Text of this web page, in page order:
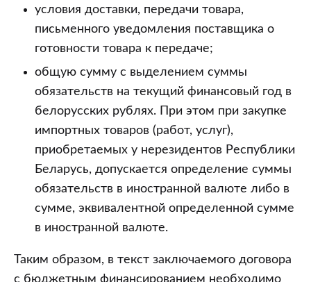
условия доставки, передачи товара,
письменного уведомления поставщика о
готовности товара к передаче;
общую сумму с выделением суммы
обязательств на текущий финансовый год в
белорусских рублях. При этом при закупке
импортных товаров (работ, услуг),
приобретаемых у нерезидентов Республики
Беларусь, допускается определение суммы
обязательств в иностранной валюте либо в
сумме, эквивалентной определенной сумме
в иностранной валюте.
Таким образом, в текст заключаемого договора
с бюджетным финансированием необходимо